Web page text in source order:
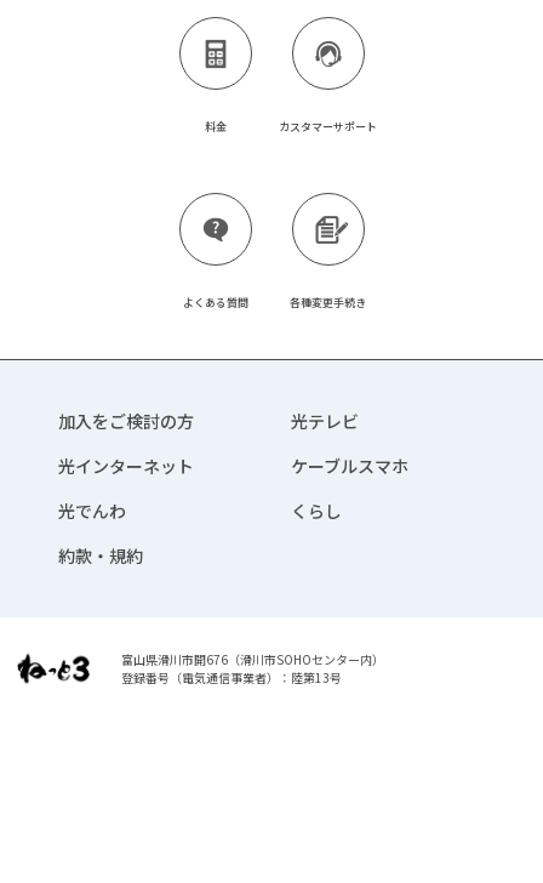
料金 カスタマーサポート
よくある質問 各種変更手続き
加入をご検討の方
光テレビ
光インターネット
ケーブルスマホ
光でんわ
くらし
約款・規約
富山県滑川市開676（滑川市SOHOセンター内）
登録番号（電気通信事業者）：陸第13号